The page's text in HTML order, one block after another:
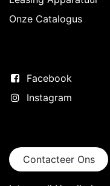
Onze Catalogus
Facebook
Instagram
Contacteer Ons